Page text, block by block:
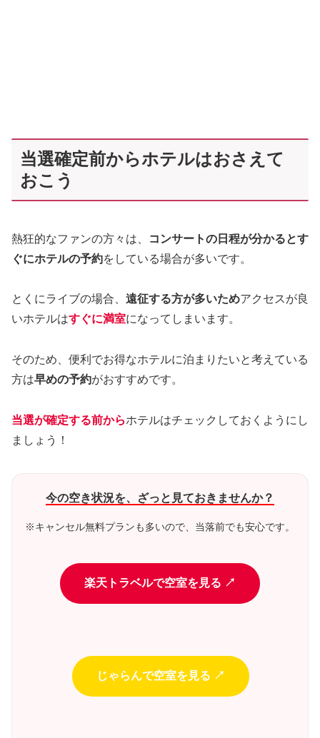
当選確定前からホテルはおさえて
おこう
熱狂的なファンの方々は、 コンサートの日程が分かるとす
ぐにホテルの予約をしている場合が多いです。
とくにライブの場合、 遠征する方が多いためアクセスが良
いホテルはすぐに満室になってしまいます。
そのため、便利でお得なホテルに泊まりたいと考えている
方は早めの予約がおすすめです。
当選が確定する前からホテルはチェックしておくようにし
ましょう！
今の空き状況を、ざっと見ておきませんか？
※キャンセル無料プランも多いので、当落前でも安心です。
楽天トラベルで空室を見る ↗
じゃらんで空室を見る ↗